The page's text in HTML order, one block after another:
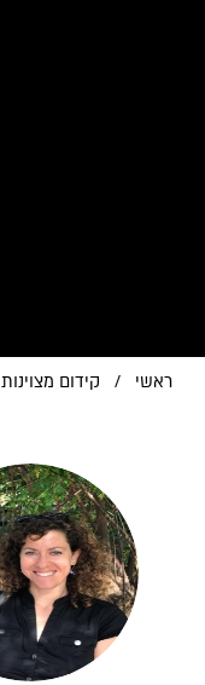
ראשי / קידום מצוינות